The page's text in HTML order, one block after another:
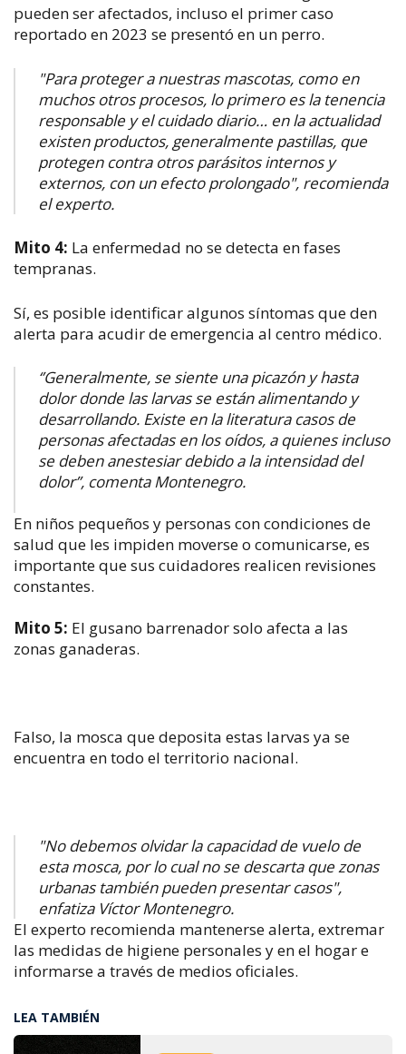
pueden ser afectados, incluso el primer caso
reportado en 2023 se presentó en un perro.
"Para proteger a nuestras mascotas, como en
muchos otros procesos, lo primero es la tenencia
responsable y el cuidado diario… en la actualidad
existen productos, generalmente pastillas, que
protegen contra otros parásitos internos y
externos, con un efecto prolongado", recomienda
el experto.
Mito 4: La enfermedad no se detecta en fases
tempranas.
Sí, es posible identificar algunos síntomas que den
alerta para acudir de emergencia al centro médico.
‘’Generalmente, se siente una picazón y hasta
dolor donde las larvas se están alimentando y
desarrollando. Existe en la literatura casos de
personas afectadas en los oídos, a quienes incluso
se deben anestesiar debido a la intensidad del
dolor’’, comenta Montenegro.
En niños pequeños y personas con condiciones de
salud que les impiden moverse o comunicarse, es
importante que sus cuidadores realicen revisiones
constantes.
Mito 5: El gusano barrenador solo afecta a las
zonas ganaderas.
Falso, la mosca que deposita estas larvas ya se
encuentra en todo el territorio nacional.
"No debemos olvidar la capacidad de vuelo de
esta mosca, por lo cual no se descarta que zonas
urbanas también pueden presentar casos",
enfatiza Víctor Montenegro.
El experto recomienda mantenerse alerta, extremar
las medidas de higiene personales y en el hogar e
informarse a través de medios oficiales.
LEA TAMBIÉN